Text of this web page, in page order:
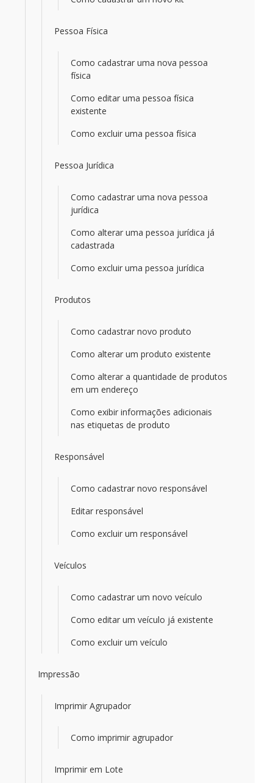
Pessoa Física
Como cadastrar uma nova pessoa
física
Como editar uma pessoa física
existente
Como excluir uma pessoa física
Pessoa Jurídica
Como cadastrar uma nova pessoa
jurídica
Como alterar uma pessoa jurídica já
cadastrada
Como excluir uma pessoa jurídica
Produtos
Como cadastrar novo produto
Como alterar um produto existente
Como alterar a quantidade de produtos
em um endereço
Como exibir informações adicionais
nas etiquetas de produto
Responsável
Como cadastrar novo responsável
Editar responsável
Como excluir um responsável
Veículos
Como cadastrar um novo veículo
Como editar um veículo já existente
Como excluir um veículo
Impressão
Imprimir Agrupador
Como imprimir agrupador
Imprimir em Lote